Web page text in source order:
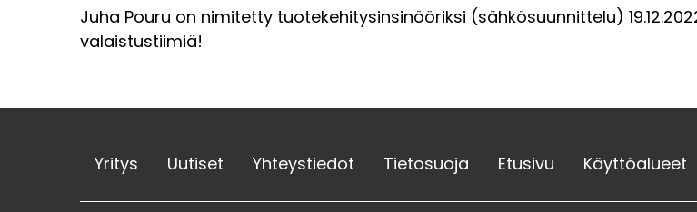
Juha Pouru on nimitetty tuotekehitysinsinööriksi (sähkösuunnittelu)
valaistustiimiä!
Yritys Uutiset Yhteystiedot Tietosuoja Etusivu Käyttöalueet